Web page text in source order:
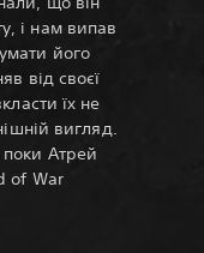
і нам випав
його
від своєї
їх не
вигляд.
Атрей
of War